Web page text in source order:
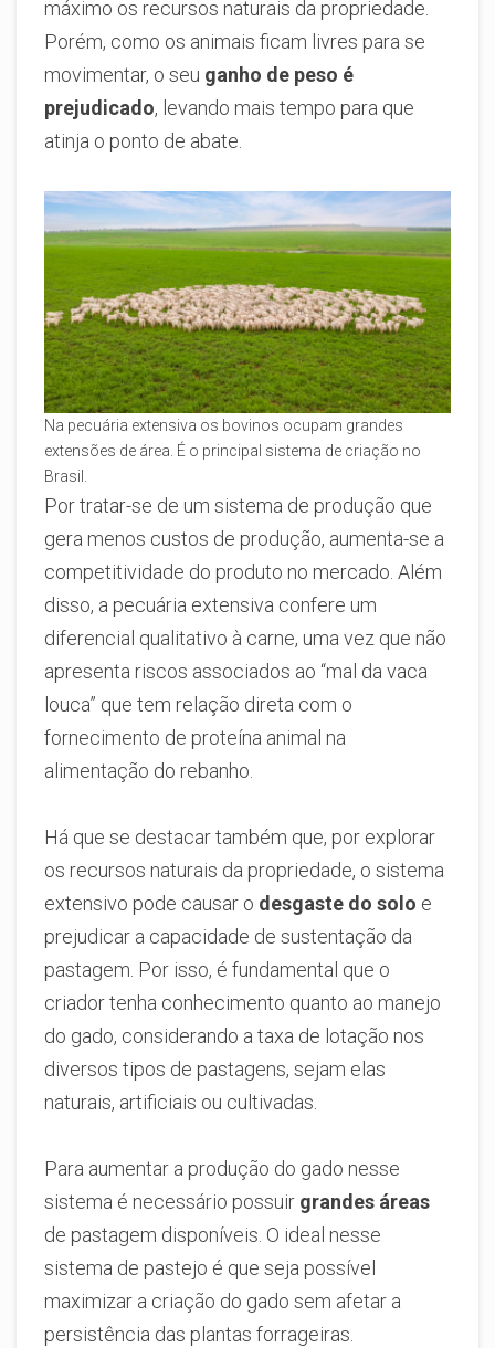
máximo os recursos naturais da propriedade.
Porém, como os animais ficam livres para se
movimentar, o seu ganho de peso é
prejudicado, levando mais tempo para que
atinja o ponto de abate.
Na pecuária extensiva os bovinos ocupam grandes
extensões de área. É o principal sistema de criação no
Brasil.
Por tratar-se de um sistema de produção que
gera menos custos de produção, aumenta-se a
competitividade do produto no mercado. Além
disso, a pecuária extensiva confere um
diferencial qualitativo à carne, uma vez que não
apresenta riscos associados ao “mal da vaca
louca” que tem relação direta com o
fornecimento de proteína animal na
alimentação do rebanho.
Há que se destacar também que, por explorar
os recursos naturais da propriedade, o sistema
extensivo pode causar o desgaste do solo e
prejudicar a capacidade de sustentação da
pastagem. Por isso, é fundamental que o
criador tenha conhecimento quanto ao manejo
do gado, considerando a taxa de lotação nos
diversos tipos de pastagens, sejam elas
naturais, artificiais ou cultivadas.
Para aumentar a produção do gado nesse
sistema é necessário possuir grandes áreas
de pastagem disponíveis. O ideal nesse
sistema de pastejo é que seja possível
maximizar a criação do gado sem afetar a
persistência das plantas forrageiras.